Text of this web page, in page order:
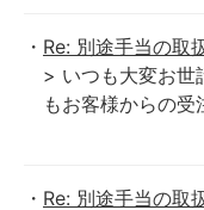
Re: 別途手当の取
> いつも大変お世
もお客様からの受
Re: 別途手当の取